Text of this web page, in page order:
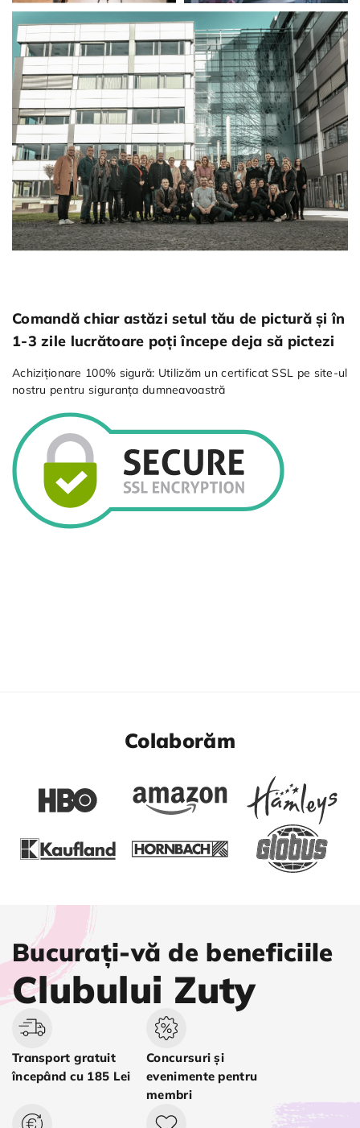
Comandă chiar astăzi setul tău de pictură și în
1-3 zile lucrătoare poți începe deja să pictezi
Achiziționare 100% sigură: Utilizăm un certificat SSL pe site-ul
nostru pentru siguranța dumneavoastră
Colaborăm
Bucurați-vă de beneficiile
Clubului Zuty
Transport gratuit
începând cu 185 Lei
Concursuri și
evenimente pentru
membri